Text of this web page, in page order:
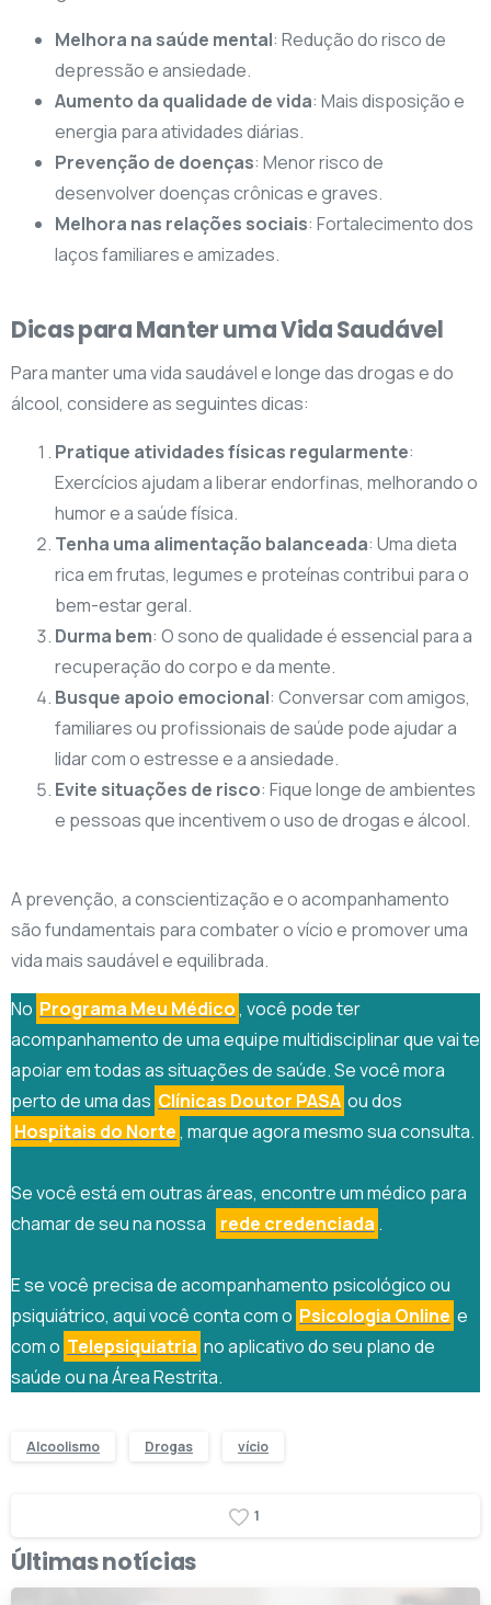
Melhora na saúde mental: Redução do risco de
depressão e ansiedade.
Aumento da qualidade de vida: Mais disposição e
energia para atividades diárias.
Prevenção de doenças: Menor risco de
desenvolver doenças crônicas e graves.
Melhora nas relações sociais: Fortalecimento dos
laços familiares e amizades.
Dicas para Manter uma Vida Saudável
Para manter uma vida saudável e longe das drogas e do
álcool, considere as seguintes dicas:
Pratique atividades físicas regularmente:
Exercícios ajudam a liberar endorfinas, melhorando o
humor e a saúde física.
Tenha uma alimentação balanceada: Uma dieta
rica em frutas, legumes e proteínas contribui para o
bem-estar geral.
Durma bem: O sono de qualidade é essencial para a
recuperação do corpo e da mente.
Busque apoio emocional: Conversar com amigos,
familiares ou profissionais de saúde pode ajudar a
lidar com o estresse e a ansiedade.
Evite situações de risco: Fique longe de ambientes
e pessoas que incentivem o uso de drogas e álcool.
A prevenção, a conscientização e o acompanhamento
são fundamentais para combater o vício e promover uma
vida mais saudável e equilibrada.
No Programa Meu Médico, você pode ter
acompanhamento de uma equipe multidisciplinar que vai te
apoiar em todas as situações de saúde. Se você mora
perto de uma das Clínicas Doutor PASA ou dos
Hospitais do Norte, marque agora mesmo sua consulta.
Se você está em outras áreas, encontre um médico para
chamar de seu na nossa
rede credenciada .
E se você precisa de acompanhamento psicológico ou
psiquiátrico, aqui você conta com o Psicologia Online e
com o Telepsiquiatria no aplicativo do seu plano de
saúde ou na Área Restrita.
Alcoolismo Drogas vício
1
Últimas notícias